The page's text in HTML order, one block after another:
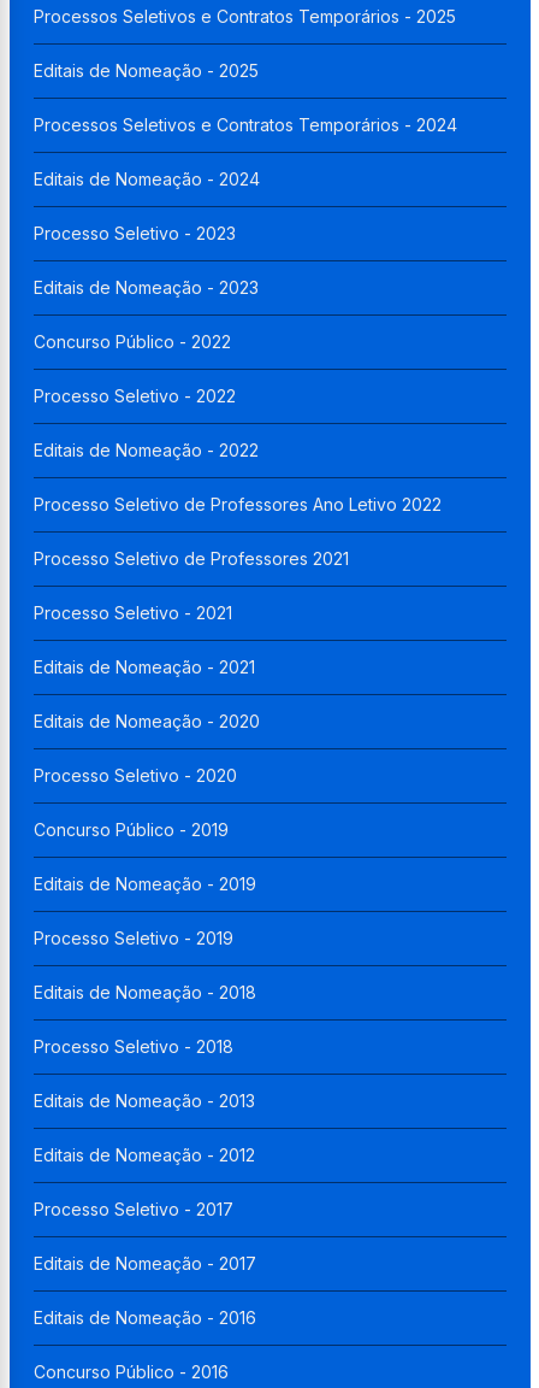
Processos Seletivos e Contratos Temporários - 2025
Editais de Nomeação - 2025
Processos Seletivos e Contratos Temporários - 2024
Editais de Nomeação - 2024
Processo Seletivo - 2023
Editais de Nomeação - 2023
Concurso Público - 2022
Processo Seletivo - 2022
Editais de Nomeação - 2022
Processo Seletivo de Professores Ano Letivo 2022
Processo Seletivo de Professores 2021
Processo Seletivo - 2021
Editais de Nomeação - 2021
Editais de Nomeação - 2020
Processo Seletivo - 2020
Concurso Público - 2019
Editais de Nomeação - 2019
Processo Seletivo - 2019
Editais de Nomeação - 2018
Processo Seletivo - 2018
Editais de Nomeação - 2013
Editais de Nomeação - 2012
Processo Seletivo - 2017
Editais de Nomeação - 2017
Editais de Nomeação - 2016
Concurso Público - 2016